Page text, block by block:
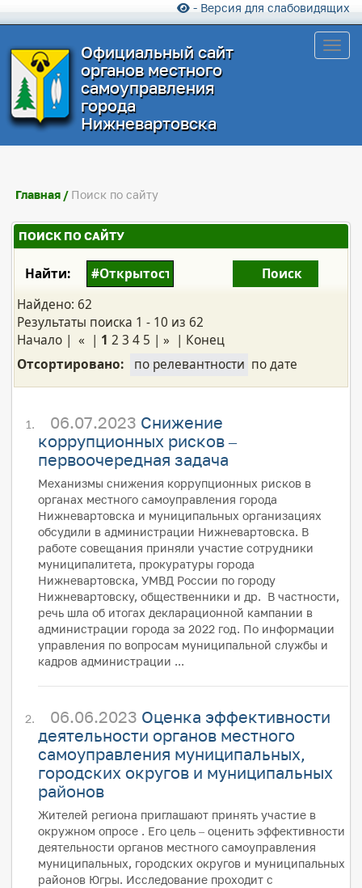
- Версия для слабовидящих
Официальный сайт
органов местного
самоуправления
города
Нижневартовска
Главная / Поиск по сайту
ПОИСК ПО САЙТУ
Найти:
Найдено: 62
Результаты поиска 1 - 10 из 62
Начало | « | 1 2 3 4 5 |» | Конец
Отсортировано:
по релевантности по дате
06.07.2023 Снижение
коррупционных рисков –
первоочередная задача
Механизмы снижения коррупционных рисков в
органах местного самоуправления города
Нижневартовска и муниципальных организациях
обсудили в администрации Нижневартовска. В
работе совещания приняли участие сотрудники
муниципалитета, прокуратуры города
Нижневартовска, УМВД России по городу
Нижневартовску, общественники и др. В частности,
речь шла об итогах декларационной кампании в
администрации города за 2022 год. По информации
управления по вопросам муниципальной службы и
кадров администрации ...
06.06.2023 Оценка эффективности
деятельности органов местного
самоуправления муниципальных,
городских округов и муниципальных
районов
Жителей региона приглашают принять участие в
окружном опросе . Его цель – оценить эффективности
деятельности органов местного самоуправления
муниципальных, городских округов и муниципальных
районов Югры. Исследование проходит с